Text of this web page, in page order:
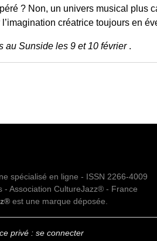
? Non, un univers musical plus
créatrice toujours en
au Sunside les 9 et 10 février.
spécialisé en ligne - ISSN 2266-4009
- Association CultureJazz® - France
est une marque déposée.
privé : se connecter